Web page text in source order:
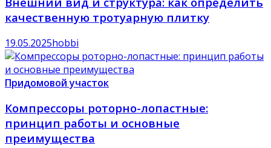
качественную тротуарную плитку
19.05.2025hobbi
Придомовой участок
Компрессоры роторно-лопастные:
принцип работы и основные
преимущества